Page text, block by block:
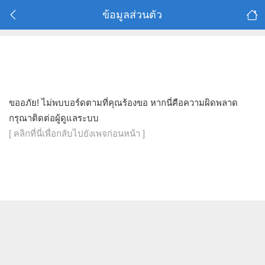
ข้อมูลส่วนตัว
ขออภัย! ไม่พบบอร์ดตามที่คุณร้องขอ หากนี่คือความผิดพลาด
กรุณาติดต่อผู้ดูแลระบบ
[ คลิกที่นี่เพื่อกลับไปยังเพจก่อนหน้า ]